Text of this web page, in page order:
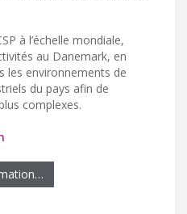
à l’échelle mondiale,
au Danemark, en
les environnements de
du pays afin de
complexes.